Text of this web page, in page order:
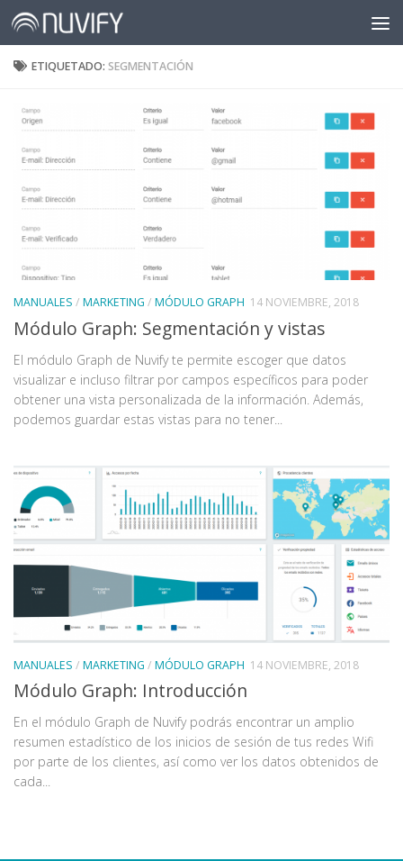
Saltar al contenido
ETIQUETADO:SEGMENTACIÓN
MANUALES / MARKETING / MÓDULO GRAPH 14 NOVIEMBRE, 2018
Módulo Graph: Segmentación y vistas
El módulo Graph de Nuvify te permite escoger que datos
visualizar e incluso filtrar por campos específicos para poder
obtener una vista personalizada de la información. Además,
podemos guardar estas vistas para no tener...
MANUALES / MARKETING / MÓDULO GRAPH 14 NOVIEMBRE, 2018
Módulo Graph: Introducción
En el módulo Graph de Nuvify podrás encontrar un amplio
resumen estadístico de los inicios de sesión de tus redes Wifi
por parte de los clientes, así como ver los datos obtenidos de
cada...